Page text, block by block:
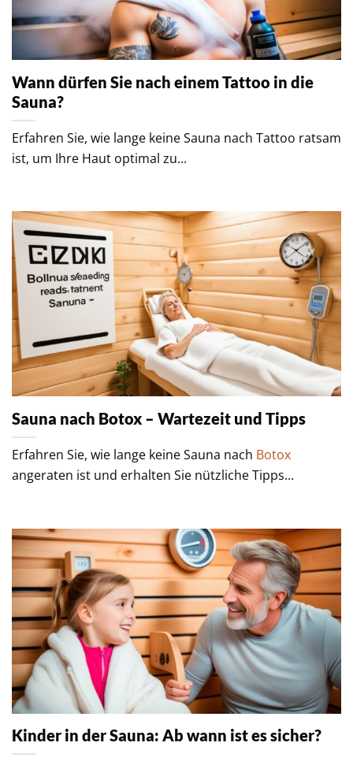
Wann dürfen Sie nach einem Tattoo in die
Sauna?
Erfahren Sie, wie lange keine Sauna nach Tattoo ratsam
ist, um Ihre Haut optimal zu...
Sauna nach Botox – Wartezeit und Tipps
Erfahren Sie, wie lange keine Sauna nach Botox
angeraten ist und erhalten Sie nützliche Tipps...
Kinder in der Sauna: Ab wann ist es sicher?